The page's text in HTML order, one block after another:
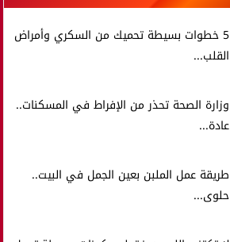
5 خطوات بسيطة تحميك من السكري وأمراض
القلب...
وزارة الصحة تحذر من الإفراط في المسكنات..
عادة...
طريقة عمل الملبن بعين الجمل في البيت..
حلوى...